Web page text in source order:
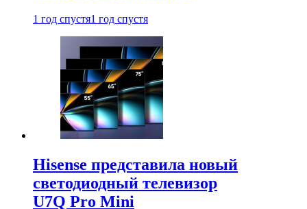
1 год спустя1 год спустя
Hisense представила новый
светодиодный телевизор
U7Q Pro Mini